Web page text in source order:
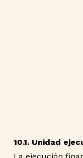
10.1. Unidad